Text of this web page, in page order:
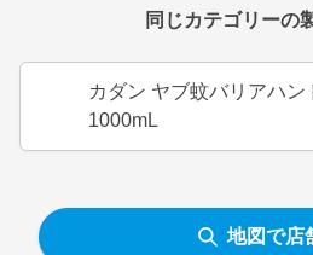
同じカテゴリーの
カダン ヤブ蚊バリアハン
1000mL
地図で店